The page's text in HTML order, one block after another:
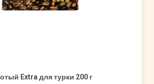
Extra для турки 200 г